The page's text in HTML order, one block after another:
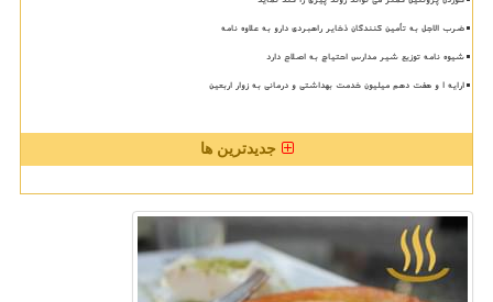
ضرب الاجل به تأمین کنندگان ذخایر راهبردی دارو به علاوه نامه
شیوه نامه توزیع شیر مدارس احتیاج به اصلاح دارد
ارایه ۱ و هفت دهم میلیون خدمت بهداشتی و درمانی به زوار اربعین
جدیدترین ها